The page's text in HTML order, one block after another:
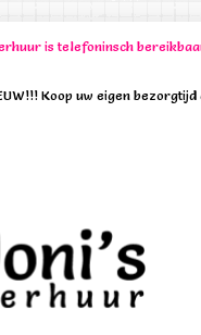
is telefoninsch
Koop uw eigen